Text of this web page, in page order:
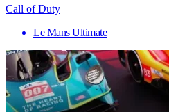
Call of Duty
Le Mans Ultimate